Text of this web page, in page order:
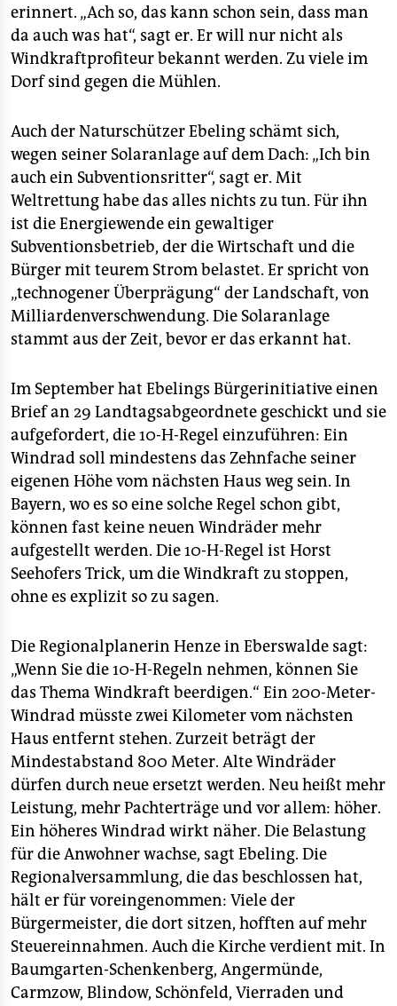
erinnert. „Ach so, das kann schon sein, dass man
da auch was hat“, sagt er. Er will nur nicht als
Windkraftprofiteur bekannt werden. Zu viele im
Dorf sind gegen die Mühlen.
Auch der Naturschützer Ebeling schämt sich,
wegen seiner Solaranlage auf dem Dach: „Ich bin
auch ein Subventionsritter“, sagt er. Mit
Weltrettung habe das alles nichts zu tun. Für ihn
ist die Energiewende ein gewaltiger
Subventionsbetrieb, der die Wirtschaft und die
Bürger mit teurem Strom belastet. Er spricht von
„technogener Überprägung“ der Landschaft, von
Milliardenverschwendung. Die Solaranlage
stammt aus der Zeit, bevor er das erkannt hat.
Im September hat Ebelings Bürgerinitiative einen
Brief an 29 Landtagsabgeordnete geschickt und sie
aufgefordert, die 10-H-Regel einzuführen: Ein
Windrad soll mindestens das Zehnfache seiner
eigenen Höhe vom nächsten Haus weg sein. In
Bayern, wo es so eine solche Regel schon gibt,
können fast keine neuen Windräder mehr
aufgestellt werden. Die 10-H-Regel ist Horst
Seehofers Trick, um die Windkraft zu stoppen,
ohne es explizit so zu sagen.
Die Regionalplanerin Henze in Eberswalde sagt:
„Wenn Sie die 10-H-Regeln nehmen, können Sie
das Thema Windkraft beerdigen.“ Ein 200-Meter-
Windrad müsste zwei Kilometer vom nächsten
Haus entfernt stehen. Zurzeit beträgt der
Mindestabstand 800 Meter. Alte Windräder
dürfen durch neue ersetzt werden. Neu heißt mehr
Leistung, mehr Pachterträge und vor allem: höher.
Ein höheres Windrad wirkt näher. Die Belastung
für die Anwohner wachse, sagt Ebeling. Die
Regionalversammlung, die das beschlossen hat,
hält er für voreingenommen: Viele der
Bürgermeister, die dort sitzen, hofften auf mehr
Steuereinnahmen. Auch die Kirche verdient mit. In
Baumgarten-Schenkenberg, Angermünde,
Carmzow, Blindow, Schönfeld, Vierraden und